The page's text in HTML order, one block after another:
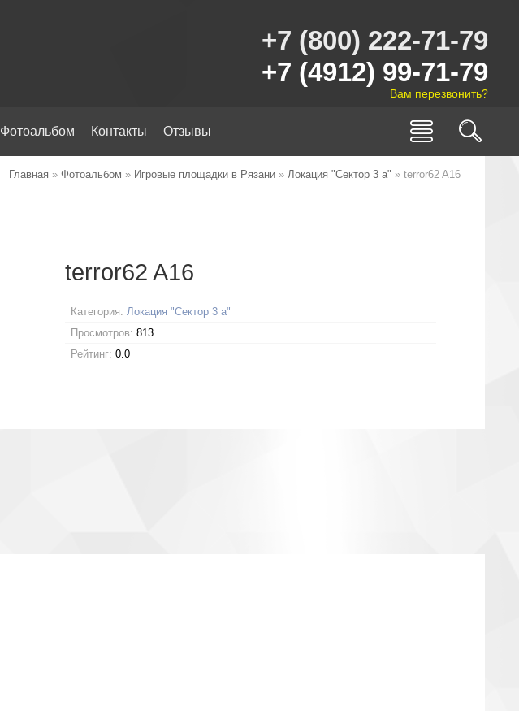
+7 (800) 222-71-79
+7 (4912) 99-71-79
Вам перезвонить?
Фотоальбом Контакты Отзывы
Главная » Фотоальбом » Игровые площадки в Рязани » Локация "Сектор 3 а" » terror62 A16
terror62 A16
Категория: Локация "Сектор 3 а"
Просмотров: 813
Рейтинг: 0.0